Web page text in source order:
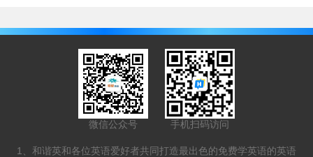
微信公众号 手机扫码访问
1、和谐英和各位英语爱好者共同打造最出色的免费学英语的英语